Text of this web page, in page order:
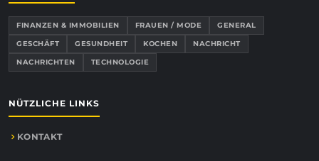
FINANZEN & IMMOBILIEN FRAUEN / MODE
GENERAL
GESCHÄFT
GESUNDHEIT KOCHEN
NACHRICHT
NACHRICHTEN
TECHNOLOGIE
NÜTZLICHE LINKS
KONTAKT